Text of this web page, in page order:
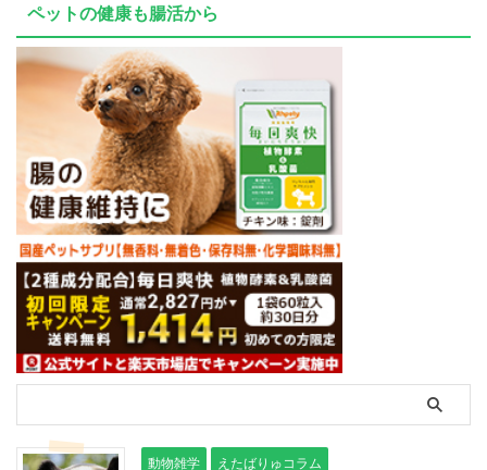
ペットの健康も腸活から
動物雑学 えたばりゅコラム